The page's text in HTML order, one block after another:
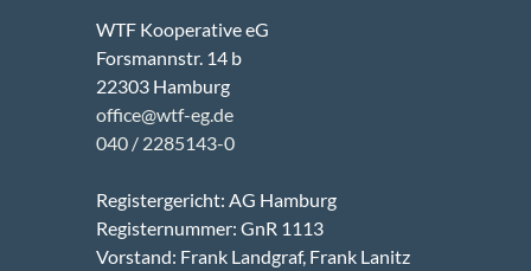
WTF Kooperative eG
Forsmannstr. 14 b
22303 Hamburg
office@wtf-eg.de
040 / 2285143-0
Registergericht: AG Hamburg
Registernummer: GnR 1113
Vorstand: Frank Landgraf, Frank Lanitz